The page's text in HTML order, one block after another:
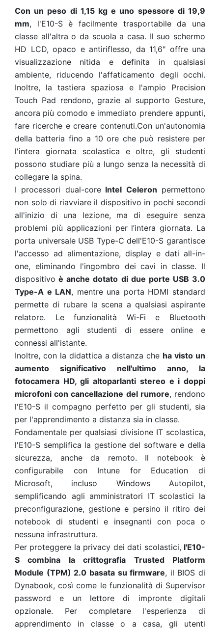
Con un peso di 1,15 kg e uno spessore di 19,9
mm, l'E10-S è facilmente trasportabile da una
classe all'altra o da scuola a casa. Il suo schermo
HD LCD, opaco e antiriflesso, da 11,6" offre una
visualizzazione nitida e definita in qualsiasi
ambiente, riducendo l'affaticamento degli occhi.
Inoltre, la tastiera spaziosa e l'ampio Precision
Touch Pad rendono, grazie al supporto Gesture,
ancora più comodo e immediato prendere appunti,
fare ricerche e creare contenuti.Con un'autonomia
della batteria fino a 10 ore che può resistere per
l'intera giornata scolastica e oltre, gli studenti
possono studiare più a lungo senza la necessità di
collegare la spina.
I processori dual-coreIntel Celeron permettono
non solo di riavviare il dispositivo in pochi secondi
all'inizio di una lezione, ma di eseguire senza
problemi più applicazioni per l’intera giornata. La
porta universale USB Type-C dell'E10-S garantisce
l'accesso ad alimentazione, display e dati all-in-
one, eliminando l'ingombro dei cavi in classe. Il
dispositivo è anche dotato di due porte USB 3.0
Type-A e LAN, mentre una porta HDMI standard
permette di rubare la scena a qualsiasi aspirante
relatore. Le funzionalità Wi-Fi e Bluetooth
permettono agli studenti di essere online e
connessi all'istante.
Inoltre, con la didattica a distanza che ha visto un
aumento significativo nell'ultimo anno, la
fotocamera HD, gli altoparlanti stereo e i doppi
microfoni con cancellazione del rumore, rendono
l'E10-S il compagno perfetto per gli studenti, sia
per l'apprendimento a distanza sia in classe.
Fondamentale per qualsiasi divisione IT scolastica,
l'E10-S semplifica la gestione del software e della
sicurezza, anche da remoto. Il notebook è
configurabile con Intune for Education di
Microsoft, incluso Windows Autopilot,
semplificando agli amministratori IT scolastici la
preconfigurazione, gestione e persino il ritiro dei
notebook di studenti e insegnanti con poca o
nessuna infrastruttura.
Per proteggere la privacy dei dati scolastici, l'E10-
S combina la crittografia Trusted Platform
Module (TPM) 2.0 basata su firmware, il BIOS di
Dynabook, così come le funzionalità di Supervisor
password e un lettore di impronte digitali
opzionale. Per completare l'esperienza di
apprendimento in classe o a casa, gli utenti